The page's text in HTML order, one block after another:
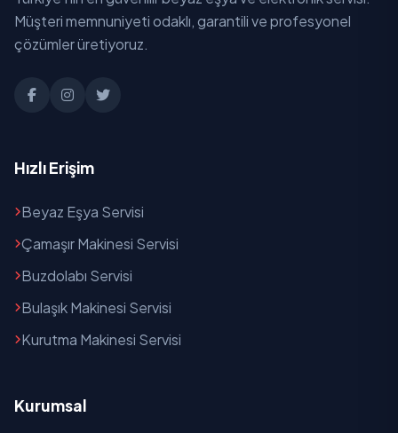
Yolbaşı
Müşteri memnuniyeti odaklı, garantili ve profesyonel
çözümler üretiyoruz.
Hızlı Erişim
Beyaz Eşya Servisi
Çamaşır Makinesi Servisi
Buzdolabı Servisi
Bulaşık Makinesi Servisi
Kurutma Makinesi Servisi
Kurumsal